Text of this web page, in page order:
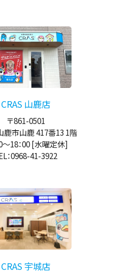
CRAS 山鹿店
〒861-0501
鹿市山鹿 417番13 1階
～18：00[水曜定休]
：0968-41-3922
CRAS 宇城店